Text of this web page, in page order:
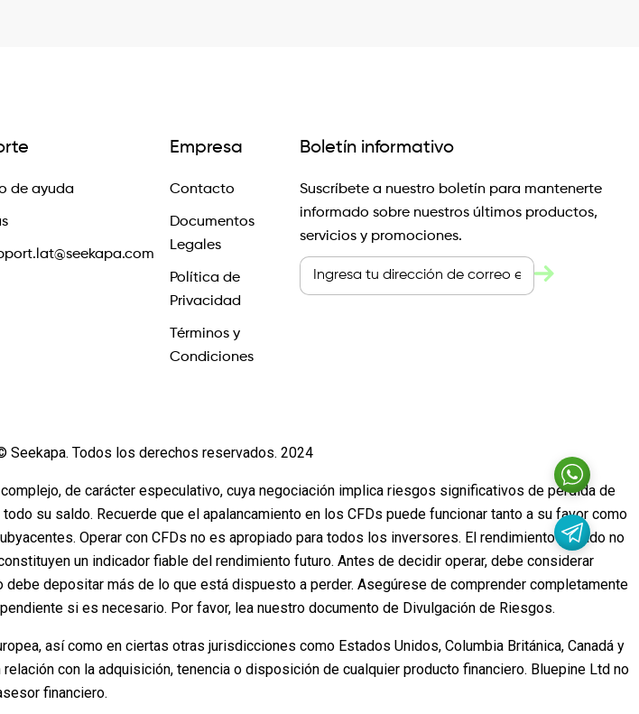
de ayuda
Empresa
Contacto
Documentos
Legales
Política de
Privacidad
Términos y
Condiciones
Boletín informativo
Suscríbete a nuestro boletín para mantenerte
informado sobre nuestros últimos productos,
servicios y promociones.
Seekapa. Todos los derechos reservados. 2024
de carácter especulativo, cuya negociación implica riesgos significativos de pérdida de
su saldo. Recuerde que el apalancamiento en los CFDs puede funcionar tanto a su favor como
Operar con CFDs no es apropiado para todos los inversores. El rendimiento pasado no
un indicador fiable del rendimiento futuro. Antes de decidir operar, debe considerar
depositar más de lo que está dispuesto a perder. Asegúrese de comprender completamente
si es necesario. Por favor, lea nuestro documento de Divulgación de Riesgos.
así como en ciertas otras jurisdicciones como Estados Unidos, Columbia Británica, Canadá y
con la adquisición, tenencia o disposición de cualquier producto financiero. Bluepine Ltd no
financiero.